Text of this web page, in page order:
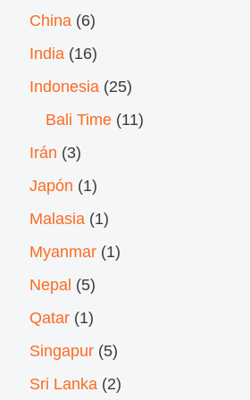
China (6)
India (16)
Indonesia (25)
Bali Time (11)
Irán (3)
Japón (1)
Malasia (1)
Myanmar (1)
Nepal (5)
Qatar (1)
Singapur (5)
Sri Lanka (2)